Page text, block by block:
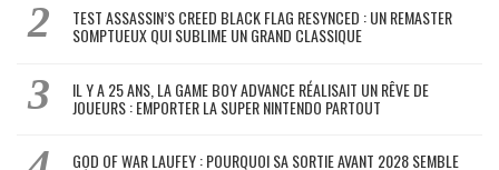
TEST ASSASSIN’S CREED BLACK FLAG RESYNCED : UN REMASTER
SOMPTUEUX QUI SUBLIME UN GRAND CLASSIQUE
IL Y A 25 ANS, LA GAME BOY ADVANCE RÉALISAIT UN RÊVE DE
JOUEURS : EMPORTER LA SUPER NINTENDO PARTOUT
GOD OF WAR LAUFEY : POURQUOI SA SORTIE AVANT 2028 SEMBLE